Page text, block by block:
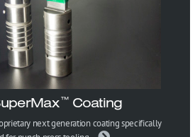
™Coating
next generation coating specifically